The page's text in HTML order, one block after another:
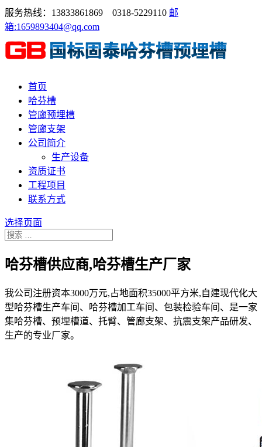
服务热线：13833861869 0318-5229110 邮
箱:1659893404@qq.com
首页
哈芬槽
管廊预埋槽
管廊支架
公司简介
生产设备
资质证书
工程项目
联系方式
选择页面
哈芬槽供应商,哈芬槽生产厂家
我公司注册资本3000万元,占地面积35000平方米,自建现代化大
型哈芬槽生产车间、哈芬槽加工车间、包装检验车间、是一家
集哈芬槽、预埋槽道、托臂、管廊支架、抗震支架产品研发、
生产的专业厂家。